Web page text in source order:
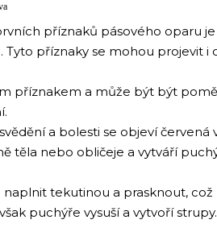
příznaků pásového oparu
příznaky se mohou projevit i
příznakem a může být být
a bolesti se objeví červená
těla nebo obličeje a vytváří
naplnit tekutinou a prasknout,
puchýře vysuší a vytvoří strupy.